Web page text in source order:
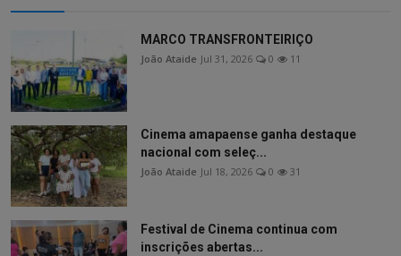
MARCO TRANSFRONTEIRIÇO
João Ataide Jul 31, 2026 0 11
Cinema amapaense ganha destaque
nacional com seleç...
João Ataide Jul 18, 2026 0 31
Festival de Cinema continua com
inscrições abertas...